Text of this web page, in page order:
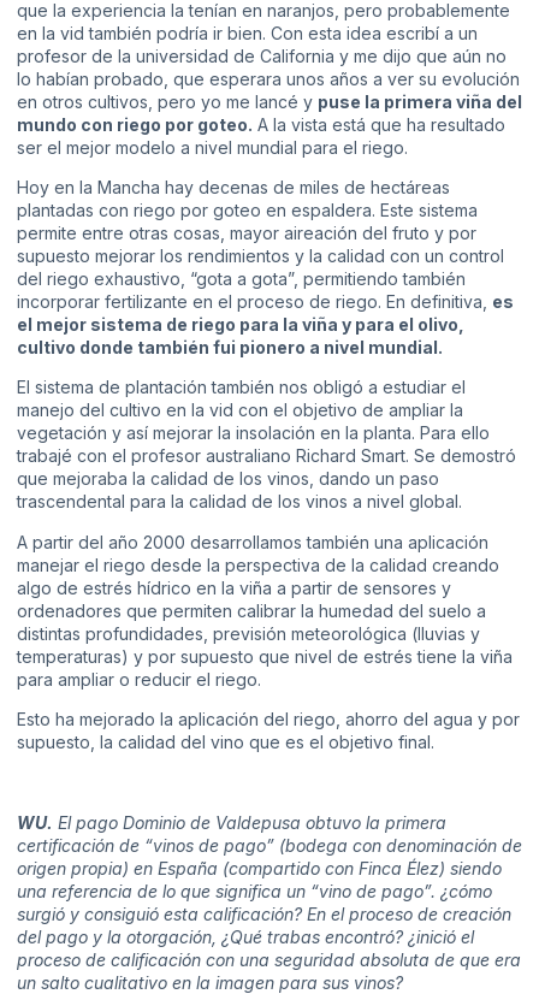
que la experiencia la tenían en naranjos, pero probablemente
en la vid también podría ir bien. Con esta idea escribí a un
profesor de la universidad de California y me dijo que aún no
lo habían probado, que esperara unos años a ver su evolución
en otros cultivos, pero yo me lancé y puse la primera viña del
mundo con riego por goteo. A la vista está que ha resultado
ser el mejor modelo a nivel mundial para el riego.
Hoy en la Mancha hay decenas de miles de hectáreas
plantadas con riego por goteo en espaldera. Este sistema
permite entre otras cosas, mayor aireación del fruto y por
supuesto mejorar los rendimientos y la calidad con un control
del riego exhaustivo, “gota a gota”, permitiendo también
incorporar fertilizante en el proceso de riego. En definitiva, es
el mejor sistema de riego para la viña y para el olivo,
cultivo donde también fui pionero a nivel mundial.
El sistema de plantación también nos obligó a estudiar el
manejo del cultivo en la vid con el objetivo de ampliar la
vegetación y así mejorar la insolación en la planta. Para ello
trabajé con el profesor australiano Richard Smart. Se demostró
que mejoraba la calidad de los vinos, dando un paso
trascendental para la calidad de los vinos a nivel global.
A partir del año 2000 desarrollamos también una aplicación
manejar el riego desde la perspectiva de la calidad creando
algo de estrés hídrico en la viña a partir de sensores y
ordenadores que permiten calibrar la humedad del suelo a
distintas profundidades, previsión meteorológica (lluvias y
temperaturas) y por supuesto que nivel de estrés tiene la viña
para ampliar o reducir el riego.
Esto ha mejorado la aplicación del riego, ahorro del agua y por
supuesto, la calidad del vino que es el objetivo final.
WU. El pago Dominio de Valdepusa obtuvo la primera
certificación de “vinos de pago” (bodega con denominación de
origen propia) en España (compartido con Finca Élez) siendo
una referencia de lo que significa un “vino de pago”. ¿cómo
surgió y consiguió esta calificación? En el proceso de creación
del pago y la otorgación, ¿Qué trabas encontró? ¿inició el
proceso de calificación con una seguridad absoluta de que era
un salto cualitativo en la imagen para sus vinos?